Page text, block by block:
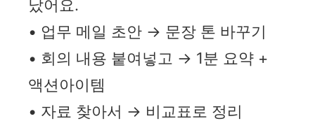
났어요.
• 업무 메일 초안 → 문장 톤 바꾸기
• 회의 내용 붙여넣고 → 1분 요약 +
액션아이템
• 자료 찾아서 → 비교표로 정리